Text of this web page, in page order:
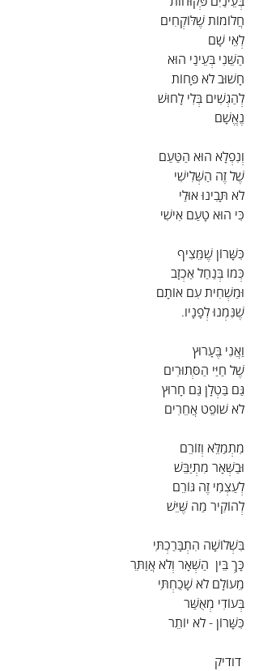
חֲלוֹמוֹת שֶׁלּוֹקְחִים
לְאֵי שָׁם
הַשֵּׁנִי בְּעֵינַי הוּא
חָשׁוּב לֹא פָּחוֹת
לְהַגְשִׁים בְּלִי לָחוּשׁ
נֶאֱשָׁם
וְנִפְלָא הוּא הַטַּעַם
שֶׁל זֶה הַשְּׁלִישִׁי
לֹא תָּבִינוּ אוּלַי
כִּי הוּא טָעַם אִישִׁי
כִּשָּׁרוֹן שֶׁמֵּצִיף
כְּמוֹ בְּנַחַל אַכְזָב
וּמַשְׁחִית עִם אוֹתָם
שֶׁנִּמְנוּ לְפָנָיו.
וַאֲנִי בֶּעָרוּץ
שֶׁל חַיַּי הַסְּתוּרִים
גַּם בַּטְלָן גַּם חָרוּץ
לֹא שׁוֹפֵט אֲחֵרִים
מִתְמַלֵּא וְזוֹרֵם
וּבַשְּׁאָר מִתְיַבֵּשׁ
לְעַצְמִי זֶה גּוֹרֵם
לְהוֹקִיר מַה שֶּׁיֵּשׁ
בִּשְׁלוֹשָׁה הִתְבָּרַכְתִּי
כָּךְ בֵּין  הַשְּׁאָר וְלֹא אֲוַתֵּר
מֵעוֹלָם לֹא שָׁכַחְתִּי
בְּעוֹדִי מְאֻשַּׁר
כִּשָּׁרוֹן - לֹא יוֹתֵר
דודיק